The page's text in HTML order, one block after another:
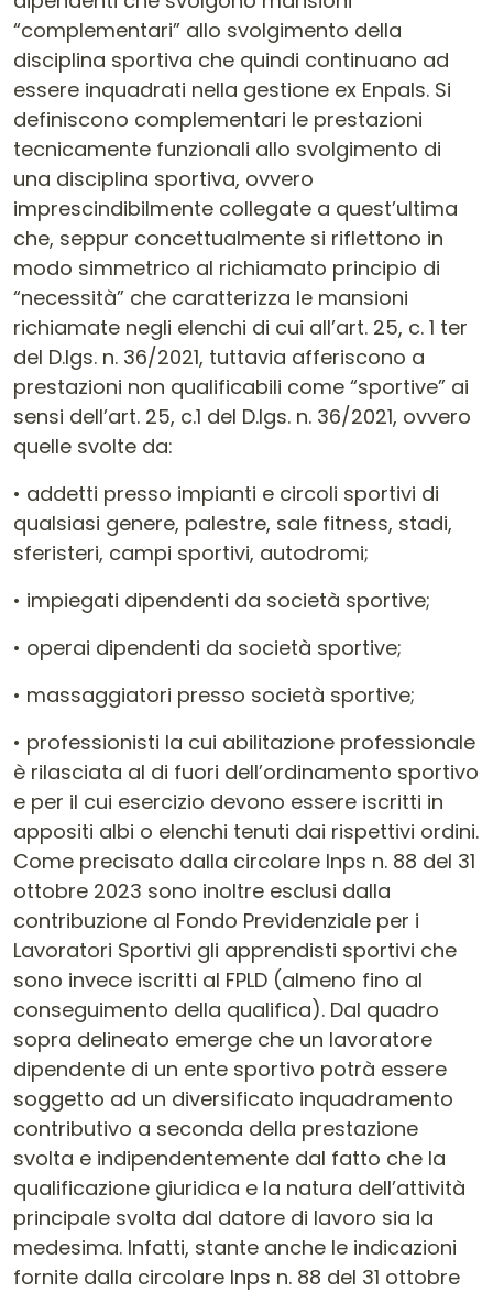
“complementari” allo svolgimento della
disciplina sportiva che quindi continuano ad
essere inquadrati nella gestione ex Enpals. Si
definiscono complementari le prestazioni
tecnicamente funzionali allo svolgimento di
una disciplina sportiva, ovvero
imprescindibilmente collegate a quest’ultima
che, seppur concettualmente si riflettono in
modo simmetrico al richiamato principio di
“necessità” che caratterizza le mansioni
richiamate negli elenchi di cui all’art. 25, c. 1 ter
del D.lgs. n. 36/2021, tuttavia afferiscono a
prestazioni non qualificabili come “sportive” ai
sensi dell’art. 25, c.1 del D.lgs. n. 36/2021, ovvero
quelle svolte da:
• addetti presso impianti e circoli sportivi di
qualsiasi genere, palestre, sale fitness, stadi,
sferisteri, campi sportivi, autodromi;
• impiegati dipendenti da società sportive;
• operai dipendenti da società sportive;
• massaggiatori presso società sportive;
• professionisti la cui abilitazione professionale
è rilasciata al di fuori dell’ordinamento sportivo
e per il cui esercizio devono essere iscritti in
appositi albi o elenchi tenuti dai rispettivi ordini.
Come precisato dalla circolare Inps n. 88 del 31
ottobre 2023 sono inoltre esclusi dalla
contribuzione al Fondo Previdenziale per i
Lavoratori Sportivi gli apprendisti sportivi che
sono invece iscritti al FPLD (almeno fino al
conseguimento della qualifica). Dal quadro
sopra delineato emerge che un lavoratore
dipendente di un ente sportivo potrà essere
soggetto ad un diversificato inquadramento
contributivo a seconda della prestazione
svolta e indipendentemente dal fatto che la
qualificazione giuridica e la natura dell’attività
principale svolta dal datore di lavoro sia la
medesima. Infatti, stante anche le indicazioni
fornite dalla circolare Inps n. 88 del 31 ottobre